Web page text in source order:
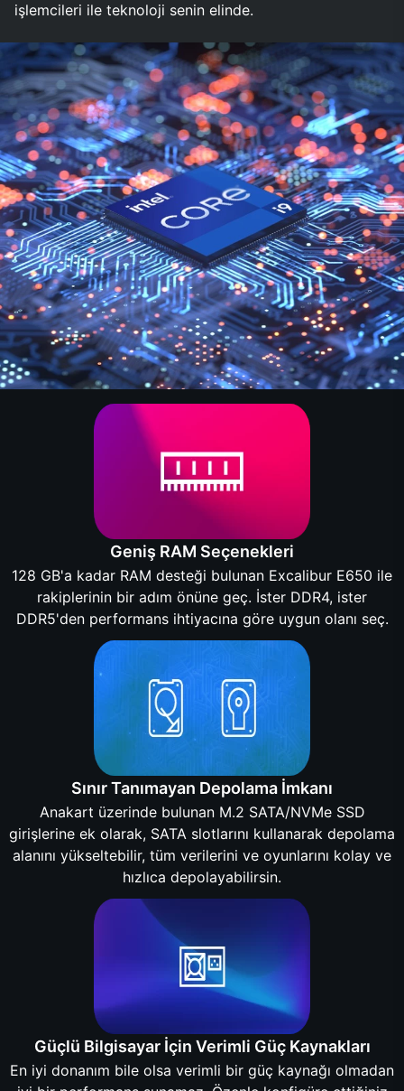
işlemcileri ile teknoloji senin elinde.
Geniş RAM Seçenekleri
128 GB'a kadar RAM desteği bulunan Excalibur E650 ile
rakiplerinin bir adım önüne geç. İster DDR4, ister
DDR5'den performans ihtiyacına göre uygun olanı seç.
Sınır Tanımayan Depolama İmkanı
Anakart üzerinde bulunan M.2 SATA/NVMe SSD
girişlerine ek olarak, SATA slotlarını kullanarak depolama
alanını yükseltebilir, tüm verilerini ve oyunlarını kolay ve
hızlıca depolayabilirsin.
Güçlü Bilgisayar İçin Verimli Güç Kaynakları
En iyi donanım bile olsa verimli bir güç kaynağı olmadan